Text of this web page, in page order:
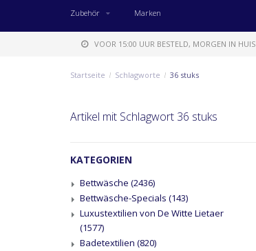
Zubehör Marken
VOOR 15:00 UUR BESTELD, MORGEN IN HUIS
Startseite / Schlagworte / 36 stuks
Artikel mit Schlagwort 36 stuks
KATEGORIEN
Bettwäsche (2436)
Bettwäsche-Specials (143)
Luxustextilien von De Witte Lietaer
(1577)
Badetextilien (820)